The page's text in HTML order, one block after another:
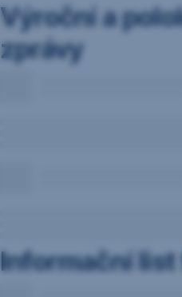
Výroční a
zprávy
Informační